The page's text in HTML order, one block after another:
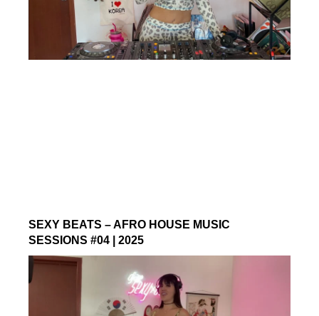
SEXY BEATS – AFRO HOUSE MUSIC
SESSIONS #04 | 2025